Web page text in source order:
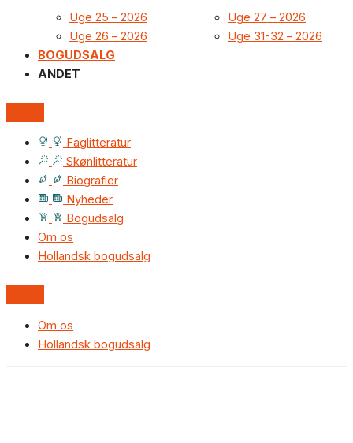
Uge 25 – 2026
Uge 26 – 2026
Uge 27 – 2026
Uge 31-32 – 2026
BOGUDSALG
ANDET
Faglitteratur
Skønlitteratur
Biografier
Nyheder
Bogudsalg
Om os
Hollandsk bogudsalg
Om os
Hollandsk bogudsalg